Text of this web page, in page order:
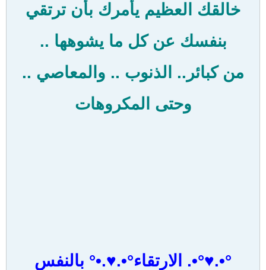
خالقك العظيم يأمرك بأن ترتقي
بنفسك عن كل ما يشوهها ..
من كبائر.. الذنوب .. والمعاصي ..
وحتى المكروهات
°•.♥°•. الارتقاء°•.♥.•° بالنفس